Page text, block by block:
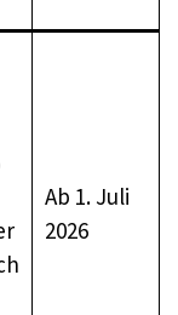
Ab 1. Juli
2026